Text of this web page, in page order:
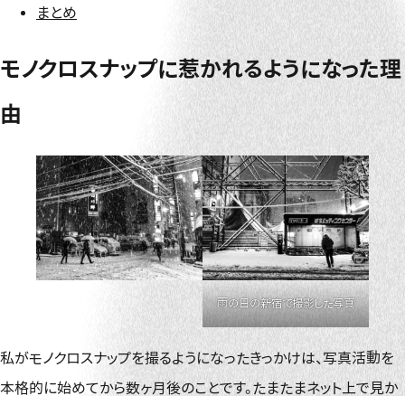
まとめ
モノクロスナップに惹かれるようになった理
由
雨の日の新宿で撮影した写真
私がモノクロスナップを撮るようになったきっかけは、写真活動を
本格的に始めてから数ヶ月後のことです。たまたまネット上で見か